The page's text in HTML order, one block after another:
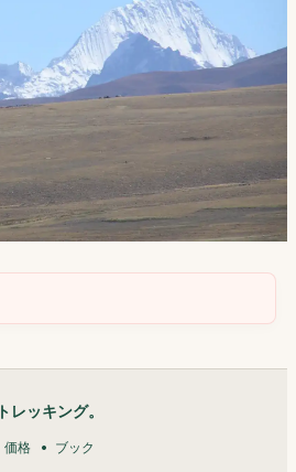
トレッキング。
価格 ブック